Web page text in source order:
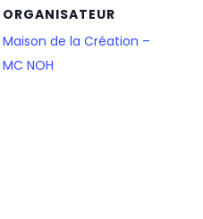
ORGANISATEUR
Maison de la Création –
MC NOH